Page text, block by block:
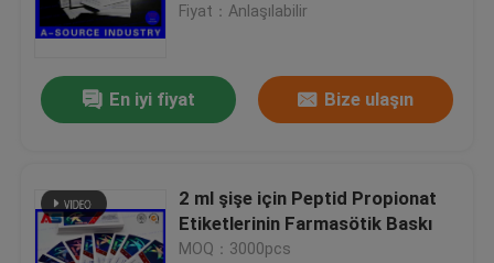
Fiyat：Anlaşılabilir
En iyi fiyat Bize ulaşın
2 ml şişe için Peptid Propionat
Etiketlerinin Farmasötik Baskı
MOQ：3000pcs